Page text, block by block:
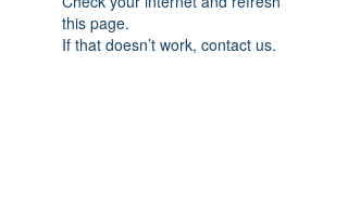
this page.
If that doesn’t work, contact us.